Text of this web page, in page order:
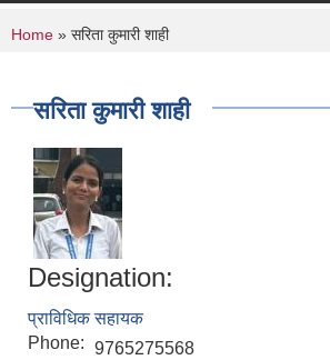
You are here
Home » सरिता कुमारी शाही
सरिता कुमारी शाही
Designation:
प्राविधिक सहायक
Phone: 9765275568